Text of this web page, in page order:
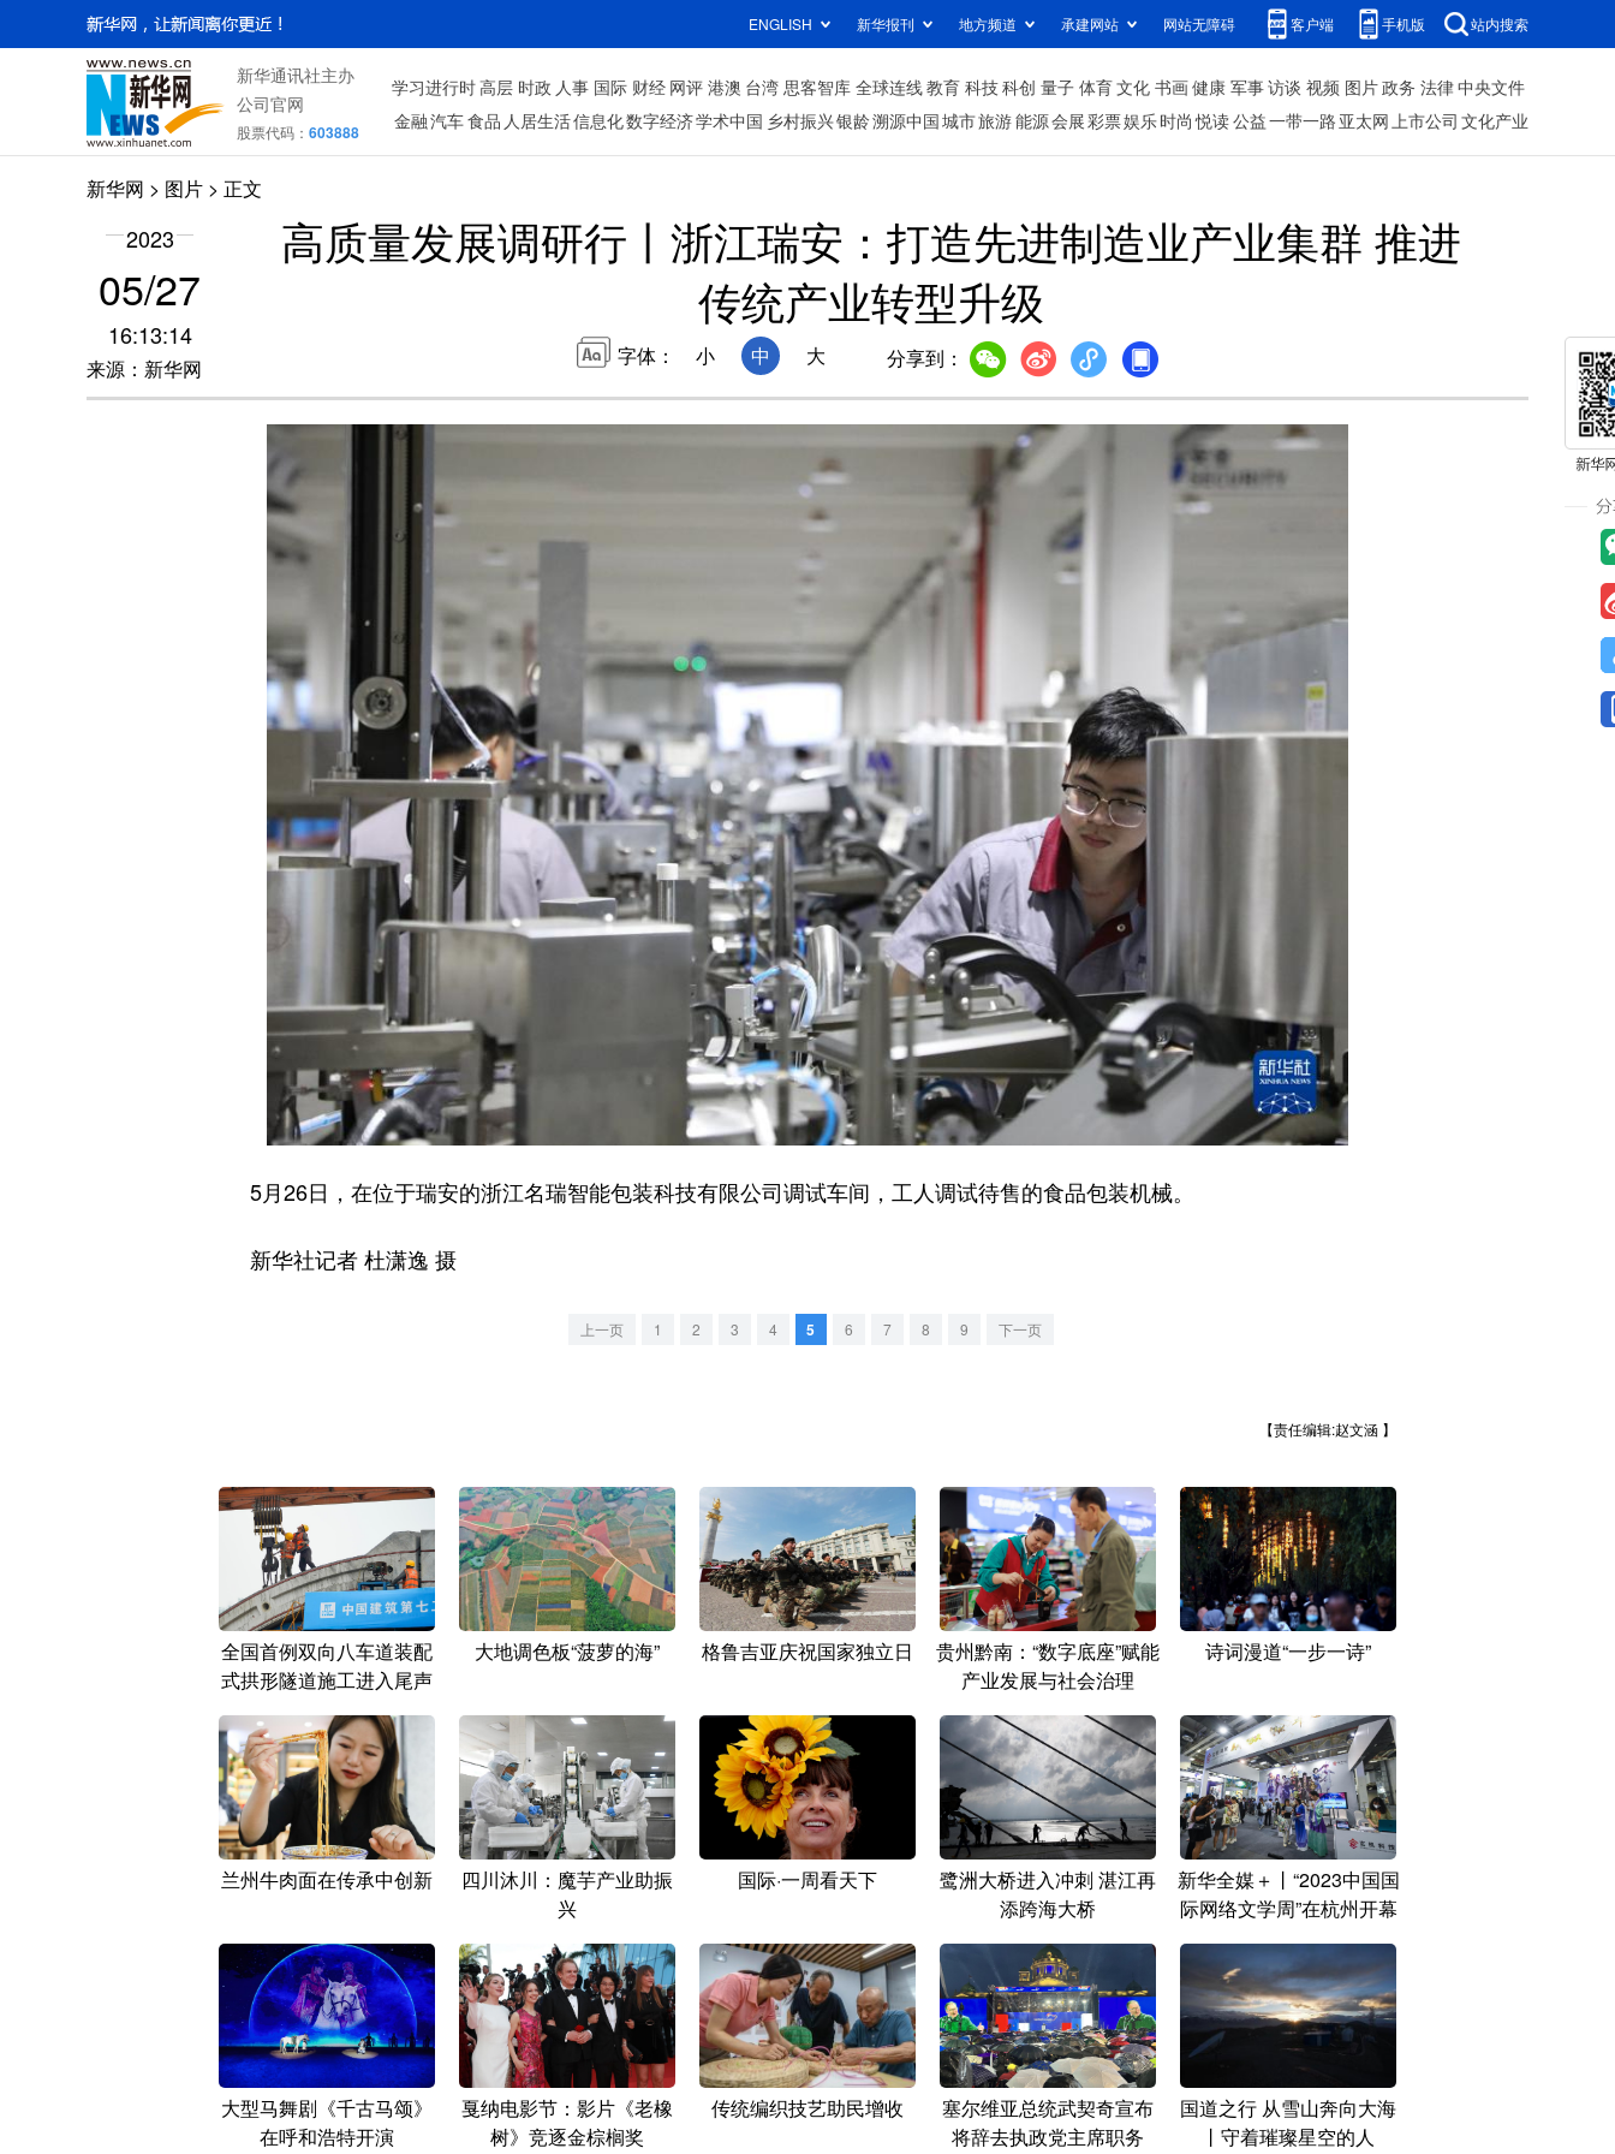
ENGLISH 新华报刊 地方频道 承建网站 网站无障碍 客户端 手机版 站内搜索
新华通讯社主办
公司官网
股票代码： 603888
学习进行时高层 时政 人事 国际 财经 网评 港澳 台湾 思客智库 全球连线教育 科技科创 量子 体育文化 书画健康 军事访谈 视频 图片政务 法律中央文件
金融汽车食品 人居生活信息化数字经济学术中国 乡村振兴银龄溯源中国城市旅游能源会展彩票娱乐时尚 悦读公益一带一路 亚太网上市公司 文化产业
新华网 > 图片 > 正文
2023
05/27
16:13:14
来源：新华网
高质量发展调研行丨浙江瑞安：打造先进制造业产业集群 推进
传统产业转型升级
字体： 小 中 大 分享到：
5月26日，在位于瑞安的浙江名瑞智能包装科技有限公司调试车间，工人调试待售的食品包装机械。
新华社记者 杜潇逸 摄
上一页 1 2 3 4 5 6 7 8 9 下一页
【责任编辑:赵文涵 】
全国首例双向八车道装配
式拱形隧道施工进入尾声
大地调色板“菠萝的海” 格鲁吉亚庆祝国家独立日
贵州黔南：“数字底座”赋能
产业发展与社会治理
诗词漫道“一步一诗”
兰州牛肉面在传承中创新
四川沐川：魔芋产业助振
兴
国际·一周看天下
鹭洲大桥进入冲刺 湛江再
添跨海大桥
新华全媒＋丨“2023中国国
际网络文学周”在杭州开幕
大型马舞剧《千古马颂》
在呼和浩特开演
戛纳电影节：影片《老橡
树》竞逐金棕榈奖
传统编织技艺助民增收
塞尔维亚总统武契奇宣布
将辞去执政党主席职务
国道之行 从雪山奔向大海
丨守着璀璨星空的人